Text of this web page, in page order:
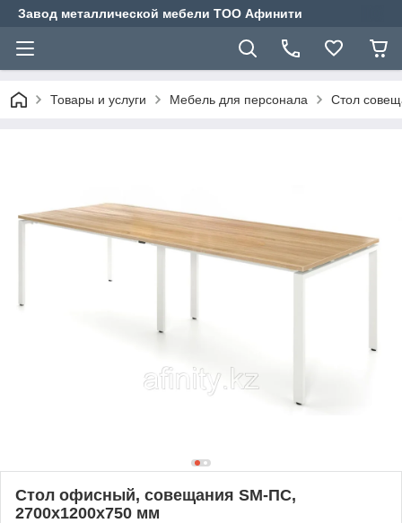
Завод металлической мебели ТОО Афинити
Товары и услуги Мебель для персонала Стол
Стол офисный, совещания SM-ПС,
2700х1200х750 мм